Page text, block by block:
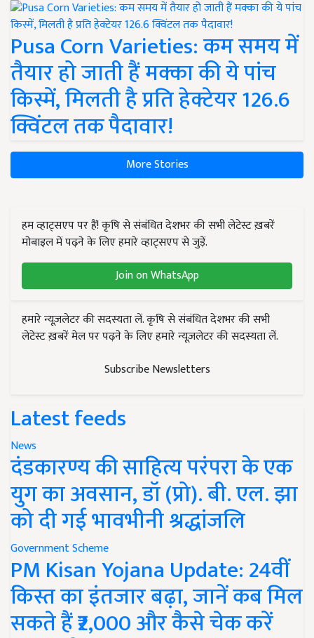
Pusa Corn Varieties: कम समय में
तैयार हो जाती हैं मक्का की ये पांच
किस्में, मिलती है प्रति हेक्टेयर 126.6
क्विंटल तक पैदावार!
More Stories
हम व्हाट्सएप पर हैं! कृषि से संबंधित देशभर की सभी लेटेस्ट ख़बरें
मोबाइल में पढ़ने के लिए हमारे व्हाट्सएप से जुड़ें.
Join on WhatsApp
हमारे न्यूज़लेटर की सदस्यता लें. कृषि से संबंधित देशभर की सभी
लेटेस्ट ख़बरें मेल पर पढ़ने के लिए हमारे न्यूज़लेटर की सदस्यता लें.
Subscribe Newsletters
Latest feeds
News
दंडकारण्य की साहित्य परंपरा के एक
युग का अवसान, डॉ (प्रो). बी. एल. झा
को दी गई भावभीनी श्रद्धांजलि
Government Scheme
PM Kisan Yojana Update: 24वीं
किस्त का इंतजार बढ़ा, जानें कब मिल
सकते हैं ₹2,000 और कैसे चेक करें